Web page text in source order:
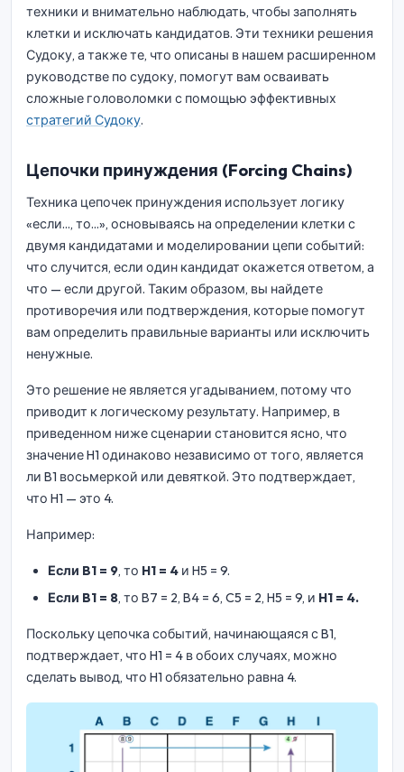
техники и внимательно наблюдать, чтобы заполнять
клетки и исключать кандидатов. Эти техники решения
Судоку, а также те, что описаны в нашем расширенном
руководстве по судоку, помогут вам осваивать
сложные головоломки с помощью эффективных
стратегий Судоку.
Цепочки принуждения (Forcing Chains)
Техника цепочек принуждения использует логику
«если..., то...», основываясь на определении клетки с
двумя кандидатами и моделировании цепи событий:
что случится, если один кандидат окажется ответом, а
что — если другой. Таким образом, вы найдете
противоречия или подтверждения, которые помогут
вам определить правильные варианты или исключить
ненужные.
Это решение не является угадыванием, потому что
приводит к логическому результату. Например, в
приведенном ниже сценарии становится ясно, что
значение H1 одинаково независимо от того, является
ли B1 восьмеркой или девяткой. Это подтверждает,
что H1 — это 4.
Например:
Если B1 = 9, то H1 = 4 и H5 = 9.
Если B1 = 8, то B7 = 2, B4 = 6, C5 = 2, H5 = 9, и H1 = 4.
Поскольку цепочка событий, начинающаяся с B1,
подтверждает, что H1 = 4 в обоих случаях, можно
сделать вывод, что H1 обязательно равна 4.